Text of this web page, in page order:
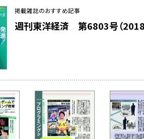
掲載雑誌のおすすめ記事
週刊東洋経済 第6803号（